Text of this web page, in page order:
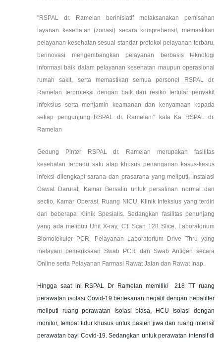
"RSPAL dr. Ramelan berinisiatif melaksanakan pemisahan
layanan kesehatan (zonasi) secara komprehensif, memastikan
pelayanan kesehatan sesuai standar protokol pelayanan terbaru,
berinovasi mengembangkan pelayanan berbasis teknologi
informasi baik dalam pelayanan kesehatan maupun operasional
rumah sakit, serta memastikan semua personel RSPAL dr.
Ramelan terproteksi dengan baik dari resiko tertular penyakit
infeksius serta menjamin keamanan dan kenyamaan kepada
setiap pengunjung RSPAL dr. Ramelan." kata Ka RSPAL dr.
Ramelan
Gedung Pinter RSPAL dr. Ramelan merupakan fasilitas
kesehatan terpadu satu atap khusus penanganan kasus-kasus
infeksi dilengkapi sarana dan prasarana yang meliputi, Instalasi
Gawat Darurat, Kamar Bersalin untuk persalinan normal dan
sectio, Kamar Operasi, Ruang NICU, Klinik Infeksius yang terdiri
dari beberapa Klinik Spesialis. Sedangkan fasilitas penunjang
yang ada meliputi Unit X-ray, CT Scan 128 Slice, Laboratorium
Biomolekuler PCR, Pelayanan Laboratorium Drive Thru yang
melayani pemeriksaan Swab PCR dan Swab Antigen secara
Online serta Pelayanan Farmasi Rawat Jalan dan Rawat Inap.
Hingga saat ini RSPAL Dr Ramelan memiliki 218 TT ruang
perawatan isolasi Covid-19 bertekanan negatif dengan hepafilter
meliputi ruang perawatan isolasi biasa, HCU Isolasi dengan
monitor, tempat tidur khusus untuk pasien jiwa dan ruang intensif
perawatan bayi Covid-19. Sedangkan untuk perawatan intensif di